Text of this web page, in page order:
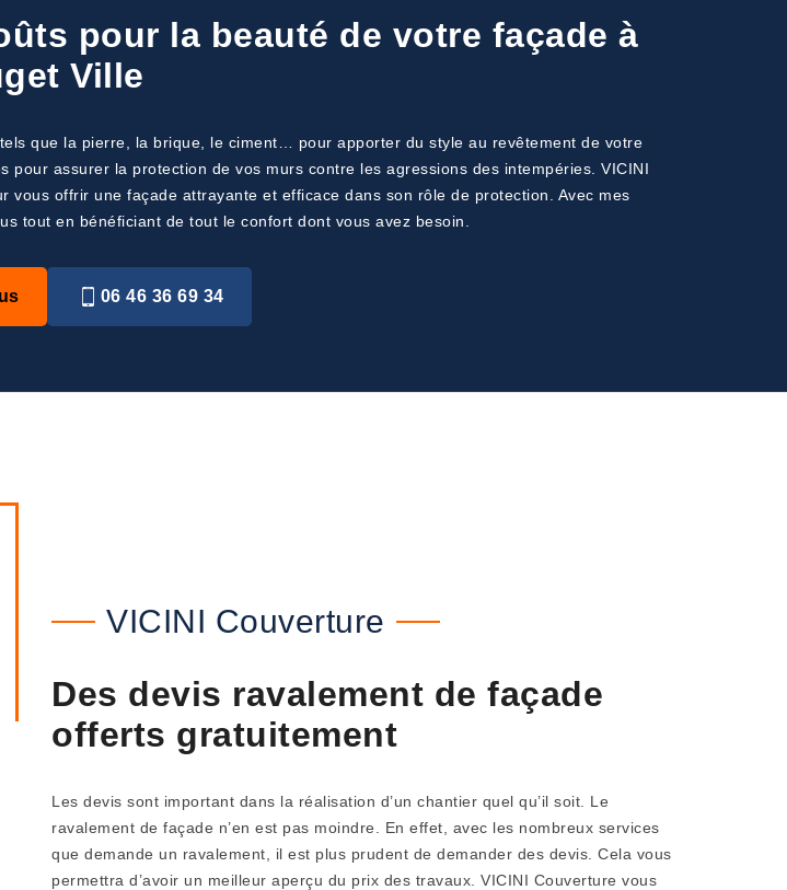
pour la beauté de votre façade à
Ville
que la pierre, la brique, le ciment… pour apporter du style au revêtement de votre
assurer la protection de vos murs contre les agressions des intempéries. VICINI
offrir une façade attrayante et efficace dans son rôle de protection. Avec mes
tout en bénéficiant de tout le confort dont vous avez besoin.
06 46 36 69 34
VICINI Couverture
Des devis ravalement de façade
offerts gratuitement
Les devis sont important dans la réalisation d’un chantier quel qu’il soit. Le
ravalement de façade n’en est pas moindre. En effet, avec les nombreux services
que demande un ravalement, il est plus prudent de demander des devis. Cela vous
permettra d’avoir un meilleur aperçu du prix des travaux. VICINI Couverture vous